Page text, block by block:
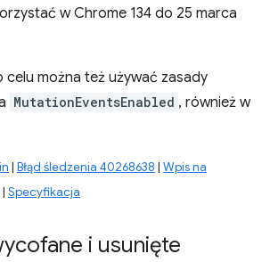
w Chrome 134 do 25 marca
celu można też używać zasady
MutationEventsEnabled , również w
| Błąd śledzenia 40268638 | Wpis na
| Specyfikacja
i usunięte